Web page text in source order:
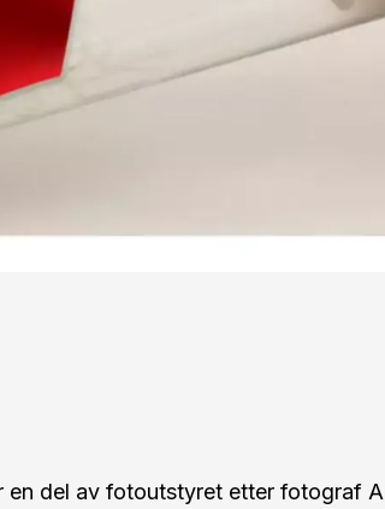
del av fotoutstyret etter fotograf